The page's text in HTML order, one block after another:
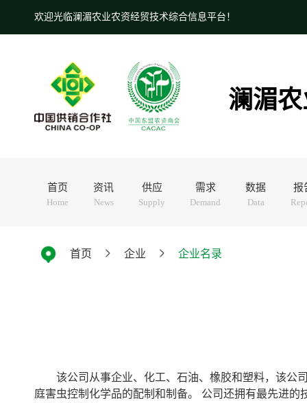
欢迎光临澜湄农业农资经贸技术综合信息平台！
澜湄
首页
Home
资讯
News
供应
Supply
需求
Demand
数据
Data
报
首页 企业 企业名录
该公司从事企业、化工、石油、橡胶和塑料，该公
庭害虫控制化学品的配制和制备。 公司还拥有最先进